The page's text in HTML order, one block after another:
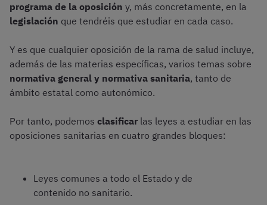
programa de la oposición y, más concretamente, en la
legislación que tendréis que estudiar en cada caso.
Y es que cualquier oposición de la rama de salud incluye,
además de las materias específicas, varios temas sobre
normativa general y normativa sanitaria, tanto de
ámbito estatal como autonómico.
Por tanto, podemos clasificar las leyes a estudiar en las
oposiciones sanitarias en cuatro grandes bloques:
Leyes comunes a todo el Estado y de
contenido no sanitario.